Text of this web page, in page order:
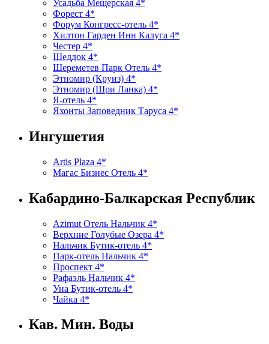
Усадьба Мещерская 4*
Форест 4*
Форум Конгресс-отель 4*
Хилтон Гарден Инн Калуга 4*
Честер 4*
Шеддок 4*
Шереметев Парк Отель 4*
Этномир (Круиз) 4*
Этномир (Шри Ланка) 4*
Я-отель 4*
Яхонты Заповедник Таруса 4*
Ингушетия
Artis Plaza 4*
Магас Бизнес Отель 4*
Кабардино-Балкарская Республик
Azimut Отель Нальчик 4*
Верхние Голубые Озера 4*
Нальчик Бутик-отель 4*
Парк-отель Нальчик 4*
Проспект 4*
Рафаэль Нальчик 4*
Уна Бутик-отель 4*
Чайка 4*
Кав. Мин. Воды